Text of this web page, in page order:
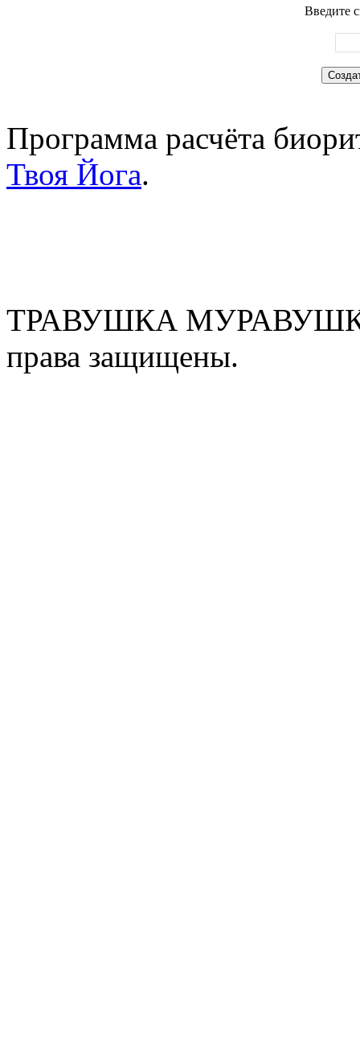
Введите
Программа расчёта
Твоя Йога.
ТРАВУШКА
права защищены.